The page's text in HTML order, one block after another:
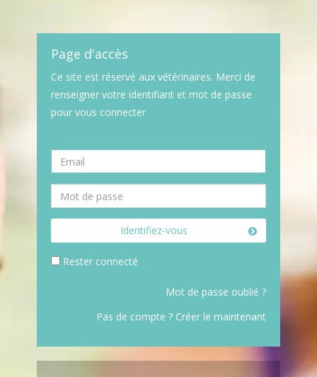
Page d'accès
Ce site est réservé aux vétérinaires. Merci de
renseigner votre identifiant et mot de passe
pour vous connecter
Identifiez-vous
Rester connecté
Mot de passe oublié ?
Pas de compte ? Créer le maintenant